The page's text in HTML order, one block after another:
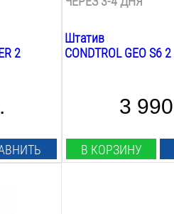
2
Штатив
CONDTROL GEO S6 2
3
В КОРЗИНУ